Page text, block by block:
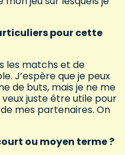
pour cette
les matchs et de
J’espère que je peux
de buts, mais je ne me
juste être utile pour
mes partenaires. On
ou moyen terme ?